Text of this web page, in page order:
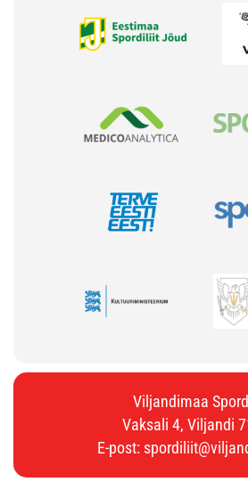
Viljandimaa
Vaksali 4, Viljandi
E-post: